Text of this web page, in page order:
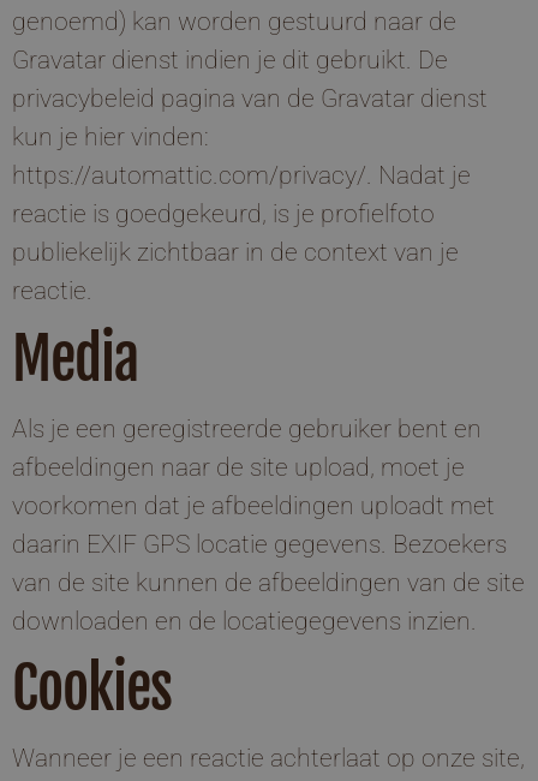
genoemd) kan worden gestuurd naar de
Gravatar dienst indien je dit gebruikt. De
privacybeleid pagina van de Gravatar dienst
kun je hier vinden:
https://automattic.com/privacy/. Nadat je
reactie is goedgekeurd, is je profielfoto
publiekelijk zichtbaar in de context van je
reactie.
Media
Als je een geregistreerde gebruiker bent en
afbeeldingen naar de site upload, moet je
voorkomen dat je afbeeldingen uploadt met
daarin EXIF GPS locatie gegevens. Bezoekers
van de site kunnen de afbeeldingen van de site
downloaden en de locatiegegevens inzien.
Cookies
Wanneer je een reactie achterlaat op onze site,